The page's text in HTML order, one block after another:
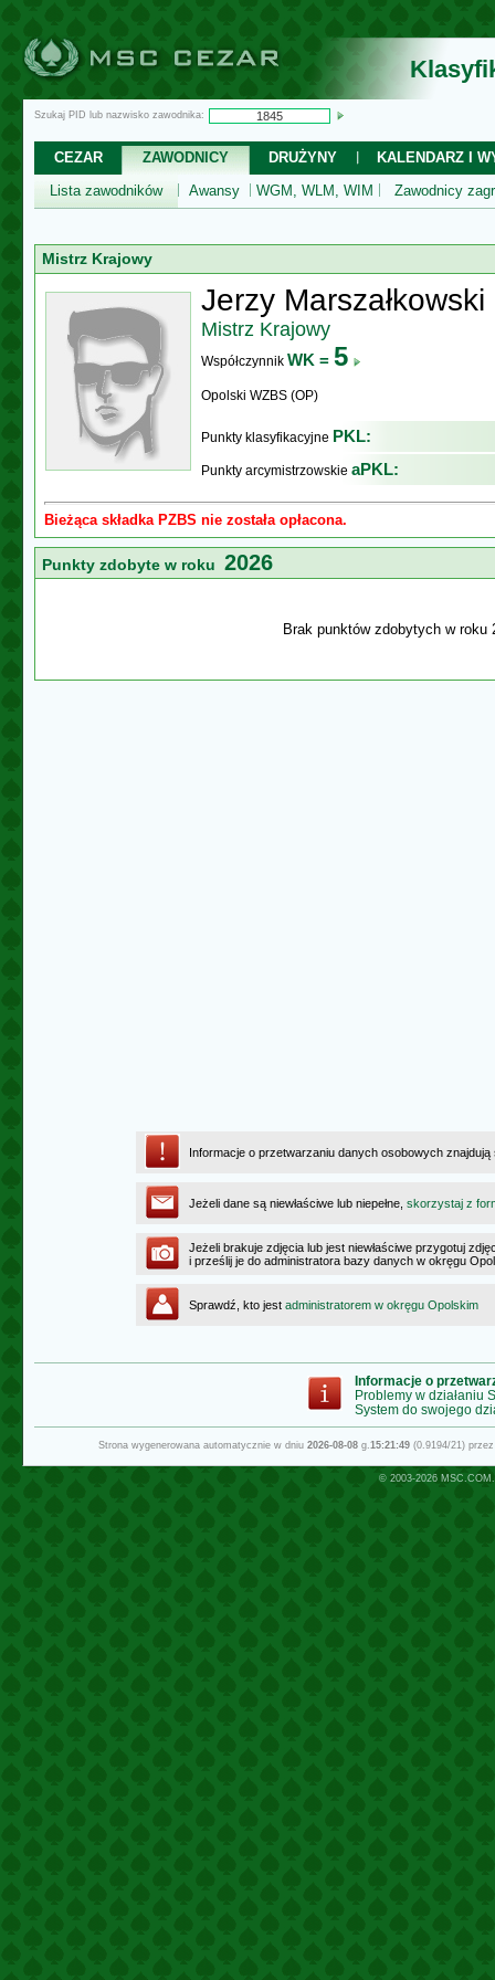
Szukaj PID lub nazwisko zawodnika:
CEZAR ZAWODNICY DRUŻYNY
KALENDARZ I
Lista zawodników
Awansy WGM, WLM, WIM Zawodnicy
Mistrz Krajowy
Jerzy Marszałkowski
Mistrz Krajowy
Współczynnik WK = 5
Opolski WZBS (OP)
Punkty klasyfikacyjne PKL:
Punkty arcymistrzowskie aPKL:
Bieżąca składka PZBS nie została opłacona.
Punkty zdobyte w roku 2026
Brak punktów zdobytych w roku
Informacje o przetwarzaniu danych osobowych
Jeżeli dane są niewłaściwe lub niepełne, skorzystaj z
Jeżeli brakuje zdjęcia lub jest niewłaściwe przygotuj
i prześlij je do administratora bazy danych w okręgu
Sprawdź, kto jest administratorem w okręgu Opolskim
Informacje o
Problemy w działaniu
System do swojego
Strona wygenerowana automatycznie w dniu 2026-08-08g.15:21:49(0.9194/21)
© 2003-2026